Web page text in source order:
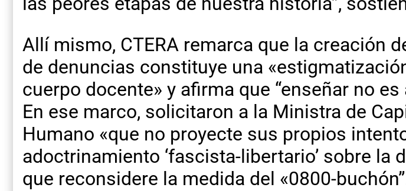
Allí mismo, CTERA remarca que la creación
de denuncias constituye una
cuerpo docente» y afirma que “enseñar no es
En ese marco, solicitaron a la Ministra de
Humano «que no proyecte sus propios
adoctrinamiento ‘fascista-libertario’ sobre la
que reconsidere la medida del «0800-